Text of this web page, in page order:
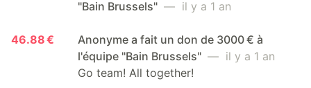
"Bain Brussels" — il y a 1 an
46.88 €
Anonyme a fait un don de 3000 € à
l'équipe "Bain Brussels" — il y a 1 an
Go team! All together!